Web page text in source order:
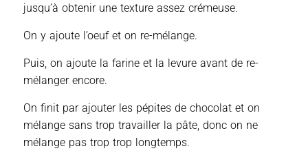
jusqu’à obtenir une texture assez crémeuse.
On y ajoute l’oeuf et on re-mélange.
Puis, on ajoute la farine et la levure avant de re-
mélanger encore.
On finit par ajouter les pépites de chocolat et on
mélange sans trop travailler la pâte, donc on ne
mélange pas trop trop longtemps.